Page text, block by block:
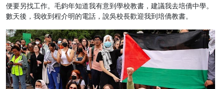
便要另找工作。毛鈞年知道我有意到學校教書，建議我去培僑中學。
數天後，我收到程介明的電話，說吳校長歡迎我到培僑教書。